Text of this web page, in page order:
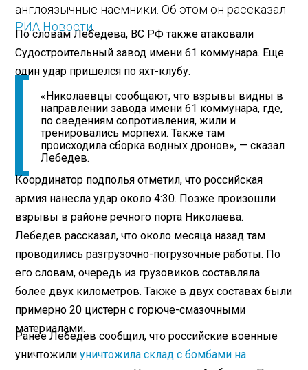
англоязычные наемники. Об этом он рассказал
РИА Новости.
По словам Лебедева, ВС РФ также атаковали
Судостроительный завод имени 61 коммунара. Еще
один удар пришелся по яхт-клубу.
«Николаевцы сообщают, что взрывы видны в
направлении завода имени 61 коммунара, где,
по сведениям сопротивления, жили и
тренировались морпехи. Также там
происходила сборка водных дронов», — сказал
Лебедев.
Координатор подполья отметил, что российская
армия нанесла удар около 4:30. Позже произошли
взрывы в районе речного порта Николаева.
Лебедев рассказал, что около месяца назад там
проводились разгрузочно-погрузочные работы. По
его словам, очередь из грузовиков составляла
более двух километров. Также в двух составах были
примерно 20 цистерн с горюче-смазочными
материалами.
Ранее Лебедев сообщил, что российские военные
уничтожилиуничтожила склад с бомбами на